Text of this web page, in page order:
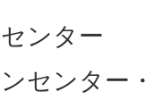
ンター
センター